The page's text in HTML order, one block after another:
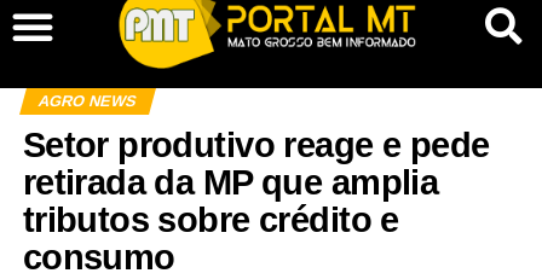
AGRO NEWS
Setor produtivo reage e pede
retirada da MP que amplia
tributos sobre crédito e
consumo